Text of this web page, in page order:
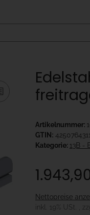
Artikelnummer:
GTIN:
Kategorie: 13B -
Nettopreise
inkl. 19% USt. ,